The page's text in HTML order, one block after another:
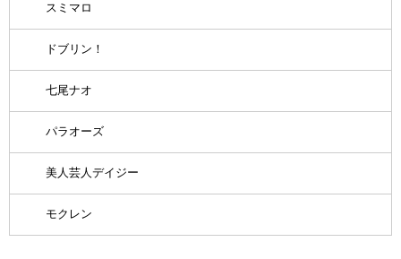
スミマロ
ドブリン！
七尾ナオ
パラオーズ
美人芸人デイジー
モクレン